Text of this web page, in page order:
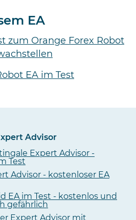
EA
zum Orange Forex Robot
EA im Test
Advisor
Expert Advisor -
Test
Advisor - kostenloser EA
EA im Test - kostenlos und
gefährlich
Expert Advisor mit